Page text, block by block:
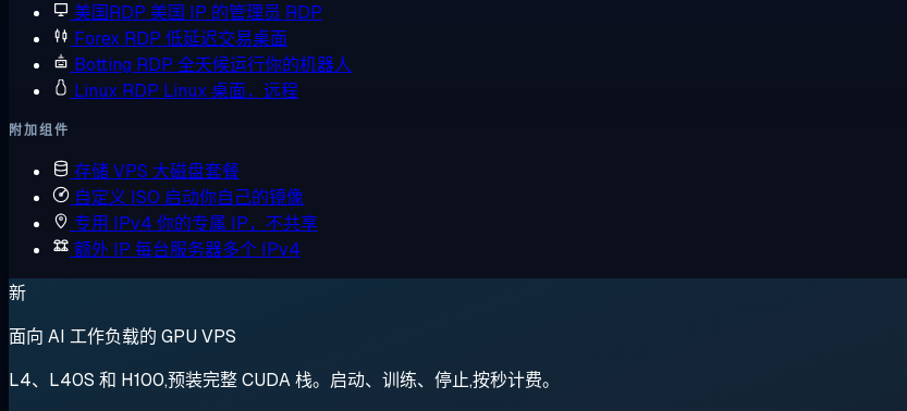
美国RDP 美国 IP 的管理员 RDP
Forex RDP 低延迟交易桌面
Botting RDP 全天候运行你的机器人
Linux RDP Linux 桌面，远程
附加组件
存储 VPS 大磁盘套餐
自定义 ISO 启动你自己的镜像
专用 IPv4 你的专属 IP，不共享
额外 IP 每台服务器多个 IPv4
新
面向 AI 工作负载的 GPU VPS
L4、L40S 和 H100,预装完整 CUDA 栈。启动、训练、停止,按秒计费。